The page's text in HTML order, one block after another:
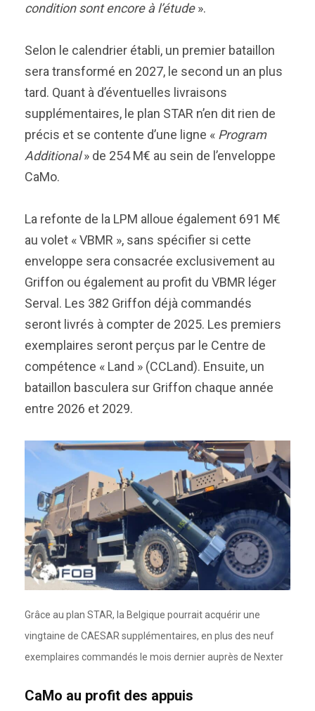
condition sont encore à l’étude».
Selon le calendrier établi, un premier bataillon
sera transformé en 2027, le second un an plus
tard. Quant à d’éventuelles livraisons
supplémentaires, le plan STAR n’en dit rien de
précis et se contente d’une ligne « Program
Additional» de 254 M€ au sein de l’enveloppe
CaMo.
La refonte de la LPM alloue également 691 M€
au volet « VBMR », sans spécifier si cette
enveloppe sera consacrée exclusivement au
Griffon ou également au profit du VBMR léger
Serval. Les 382 Griffon déjà commandés
seront livrés à compter de 2025. Les premiers
exemplaires seront perçus par le Centre de
compétence « Land » (CCLand). Ensuite, un
bataillon basculera sur Griffon chaque année
entre 2026 et 2029.
Grâce au plan STAR, la Belgique pourrait acquérir une
vingtaine de CAESAR supplémentaires, en plus des neuf
exemplaires commandés le mois dernier auprès de Nexter
CaMo au profit des appuis